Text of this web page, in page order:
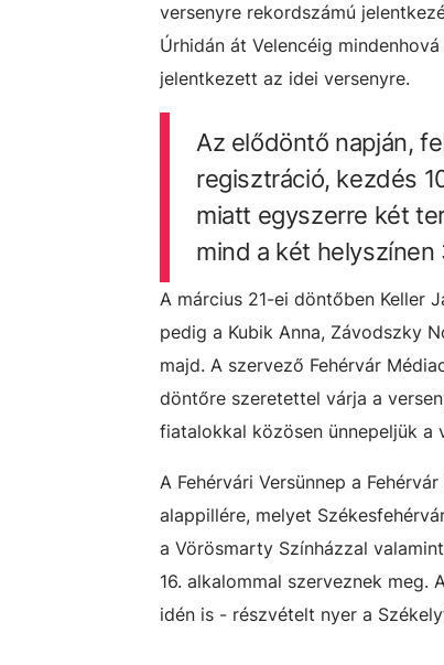
versenyre rekordszámú
Úrhidán át Velencéig
jelentkezett az idei versenyre.
Az elődöntő napján,
regisztráció, kezdés
miatt egyszerre két
mind a két
A március 21-ei döntőben Keller
pedig a Kubik Anna, Závodszky
majd. A szervező Fehérvár
döntőre szeretettel várja a
fiatalokkal közösen ünnepeljük a
A Fehérvári Versünnep a
alappillére, melyet
a Vörösmarty Színházzal
16. alkalommal szerveznek
idén is - részvételt nyer a